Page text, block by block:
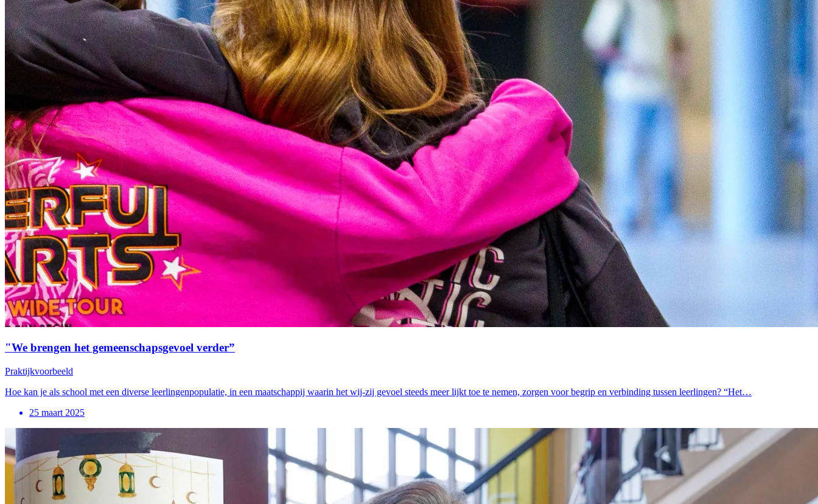
"We brengen het gemeenschapsgevoel verder”
Praktijkvoorbeeld
Hoe kan je als school met een diverse leerlingenpopulatie, in een maatschappij waarin het wij-zij gevoel steeds meer lijkt toe te nemen, zorgen voor begrip en verbinding tussen leerlingen? “Het…
25 maart 2025